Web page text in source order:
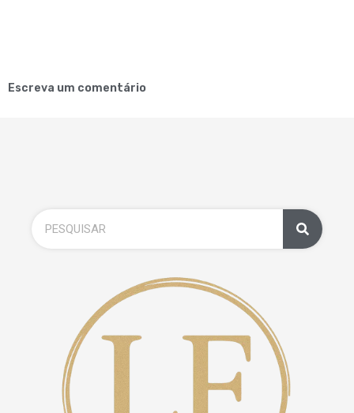
Escreva um comentário